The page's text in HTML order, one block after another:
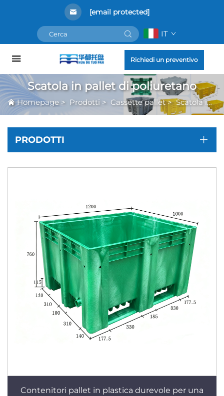
[email protected]
IT
Richiedi un preventivo
Scatola in pallet di poliuretano
Homepage > Prodotti > Cassette pallet>Scatola in pallet di poliuretano
PRODOTTI
Contenitori pallet in plastica durevole per una